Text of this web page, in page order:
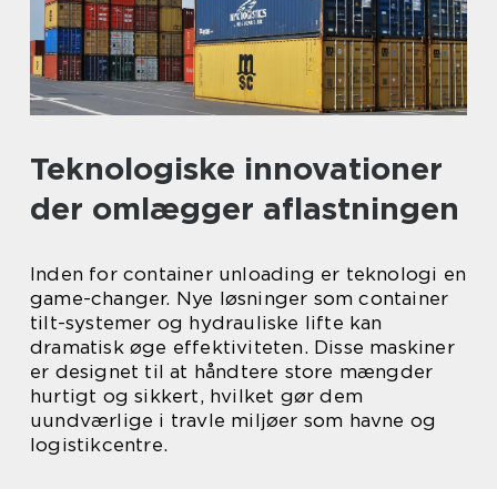
Teknologiske innovationer
der omlægger aflastningen
Inden for container unloading er teknologi en
game-changer. Nye løsninger som container
tilt-systemer og hydrauliske lifte kan
dramatisk øge effektiviteten. Disse maskiner
er designet til at håndtere store mængder
hurtigt og sikkert, hvilket gør dem
uundværlige i travle miljøer som havne og
logistikcentre.